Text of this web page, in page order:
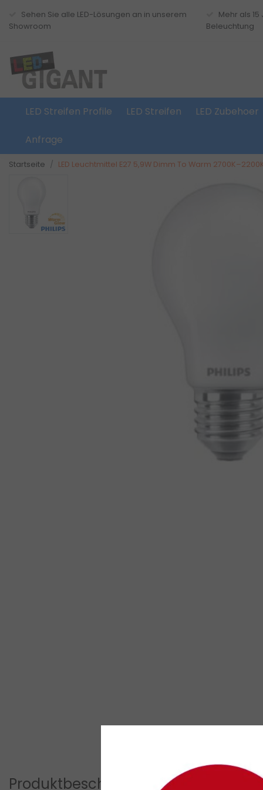
Sehen Sie alle LED-Lösungen an in unserem
Showroom
Mehr als
Beleuchtung
LED Streifen Profile LED Streifen LED Zubehoer
Anfrage
Startseite LED Leuchtmittel E27 5,9W Dimm To Warm
Produktbeschreibung